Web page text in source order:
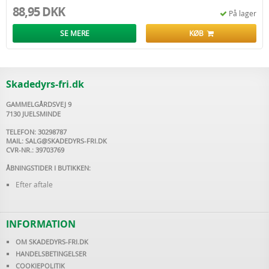
KØB ALGERENS TIL FLISER HER
Vil du fjerne alger fra terrasse? Så er du landet det helt rigtige sted. Vi hos
Skadedyrsfri fører et bredt sortiment af produkter til hus og have
heriblandt algerens. Disse typer algerens er beregnet til brug på din
88,95 DKK På lager
SE MERE KØB
Skadedyrs-fri.dk
GAMMELGÅRDSVEJ 9
7130 JUELSMINDE
TELEFON: 30298787
MAIL: SALG@SKADEDYRS-FRI.DK
CVR-NR.: 39703769
ÅBNINGSTIDER I BUTIKKEN:
Efter aftale
INFORMATION
OM SKADEDYRS-FRI.DK
HANDELSBETINGELSER
COOKIEPOLITIK